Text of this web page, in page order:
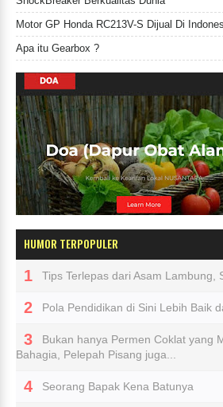
Motor GP Honda RC213V-S Dijual Di
Apa itu Gearbox ?
HUMOR TERPOPULER
Tips Terlepas dari Asam Lambung,
Pola Pendidikan di Sini Lebih Baik
Bukan hanya Permen Coklat yang
Bahagia, Pelepah Pisang juga...
Seorang Bapak Kena Batunya